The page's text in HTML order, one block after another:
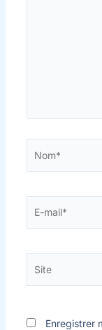
Enregistrer